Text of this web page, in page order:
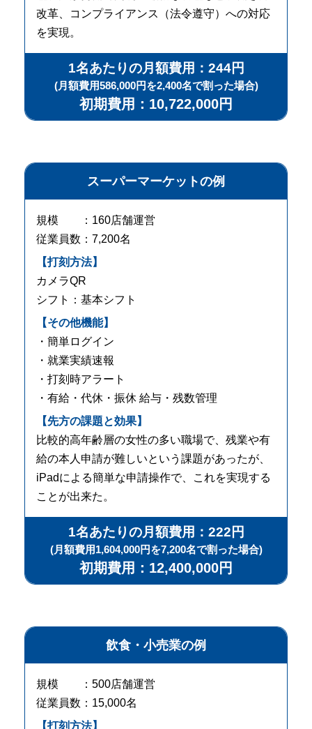
改革、コンプライアンス（法令遵守）への対応
を実現。
1名あたりの月額費用：244円
(月額費用586,000円を2,400名で割った場合)
初期費用：10,722,000円
スーパーマーケットの例
規模 ：160店舗運営
従業員数：7,200名
【打刻方法】
カメラQR
シフト：基本シフト
【その他機能】
・簡単ログイン
・就業実績速報
・打刻時アラート
・有給・代休・振休 給与・残数管理
【先方の課題と効果】
比較的高年齢層の女性の多い職場で、残業や有
給の本人申請が難しいという課題があったが、
iPadによる簡単な申請操作で、これを実現する
ことが出来た。
1名あたりの月額費用：222円
(月額費用1,604,000円を7,200名で割った場合)
初期費用：12,400,000円
飲食・小売業の例
規模 ：500店舗運営
従業員数：15,000名
【打刻方法】